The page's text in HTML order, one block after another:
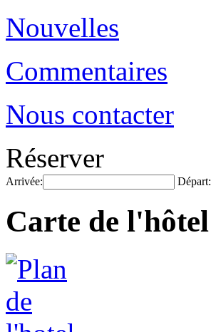
Nouvelles
Commentaires
Nous contacter
Réserver
Arrivée: Départ:
Carte de l'hôtel